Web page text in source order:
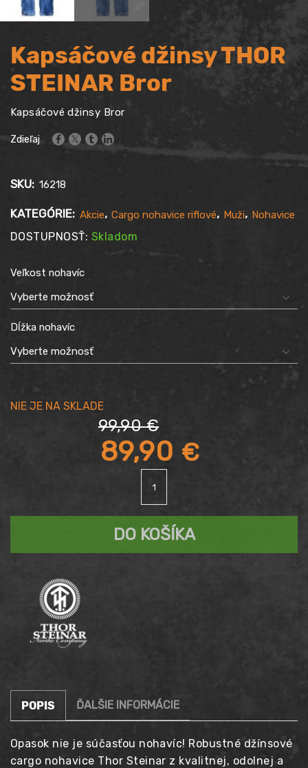
Kapsáčové džinsy THOR
STEINAR Bror
Kapsáčové džinsy Bror
Zdieľaj
SKU: 16218
KATEGÓRIE: Akcie, Cargo nohavice riflové, Muži, Nohavice
DOSTUPNOSŤ: Skladom
Veľkost nohavíc
Dĺžka nohavíc
99,90€
Pôvodná
cena
bola:
89,90 €
Aktuálna
cena
Kapsáčové
THOR
DO KOŠÍKA
POPIS ĎALŠIE INFORMÁCIE
Opasok nie je súčasťou nohavíc! Robustné džínsové
cargo nohavice Thor Steinar z kvalitnej, odolnej a